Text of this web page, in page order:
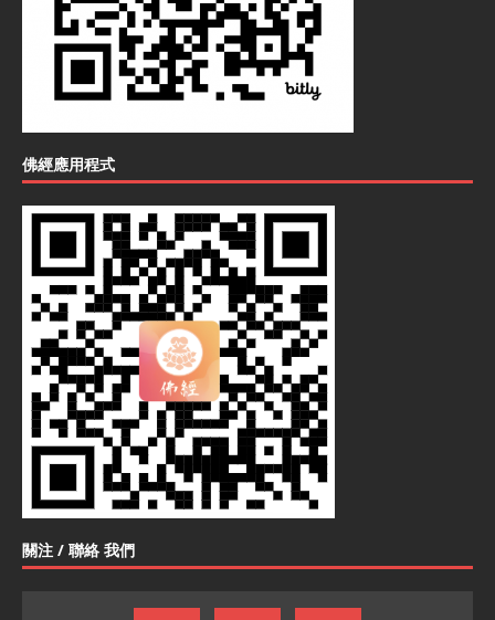
佛經應用程式
關注 / 聯絡 我們